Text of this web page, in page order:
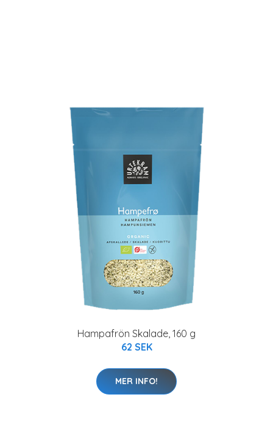
Hampafrön Skalade, 160 g
62 SEK
MER INFO!